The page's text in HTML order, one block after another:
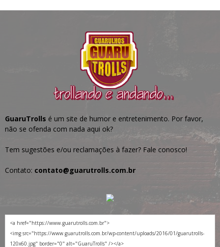
GuaruTrolls é um site de humor e entretenimento. Por favor,
não se ofenda com nada aqui ok?
Tem sugestões e/ou reclamações à fazer? Fale conosco!
Contato: contato@guarutrolls.com.br